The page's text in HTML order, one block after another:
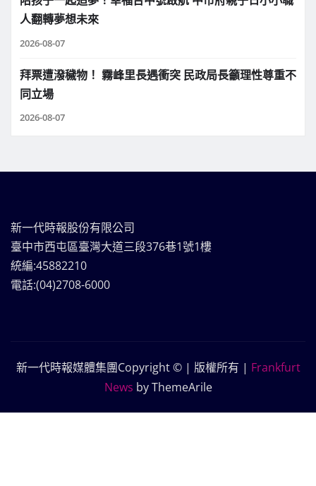
人翻轉夢想未來
2026-08-07
拜票遭潑穢物！ 霧峰里長遇衝突 民政局長籲理性尊重不
同立場
2026-08-07
新一代時報股份有限公司
臺中市西屯區臺灣大道三段376巷1號1樓
統編:45882210
電話:(04)2708-6000
新一代時報媒體集團Copyright © | 版權所有 | Frankfurt
News by ThemeArile